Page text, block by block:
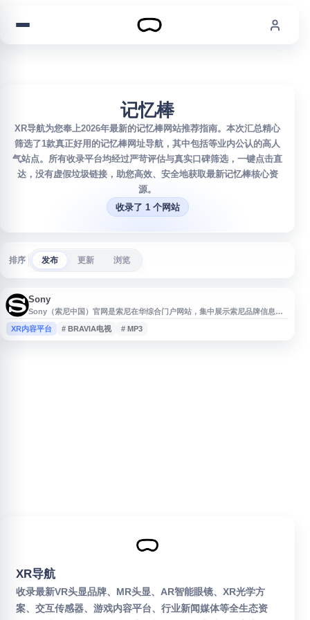
记忆棒
XR导航为您奉上2026年最新的记忆棒网站推荐指南。本次汇总精心
筛选了1款真正好用的记忆棒网址导航，其中包括等业内公认的高人
气站点。所有收录平台均经过严苛评估与真实口碑筛选，一键点击直
达，没有虚假垃圾链接，助您高效、安全地获取最新记忆棒核心资
源。
收录了 1 个网站
排序 发布 更新 浏览
Sony
Sony（索尼中国）官网是索尼在华综合门户网站，集中展示索尼品牌信息、
消费电子产品、娱乐内容、商务解决方案、技术研发与可持续发展动态。网站
涵盖相机、音频设备、BRAVIA电视、PlayStation相关内容，以及影视、音
XR内容平台 # BRAVIA电视 # MP3
XR导航
收录最新VR头显品牌、MR头显、AR智能眼镜、XR光学方
案、交互传感器、游戏内容平台、行业新闻媒体等全生态资